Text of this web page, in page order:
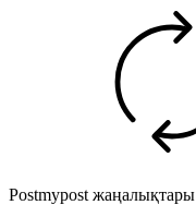
Postmypost жаңалықтары